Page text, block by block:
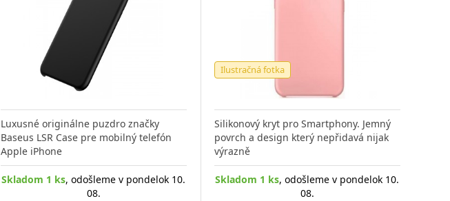
Luxusné originálne puzdro značky
Baseus LSR Case pre mobilný telefón
Apple iPhone
Skladom 1 ks, odošleme v pondelok 10.
08.
Ilustračná fotka
Silikonový kryt pro Smartphony. Jemný
povrch a design který nepřidavá nijak
výrazně
Skladom 1 ks, odošleme v pondelok 10.
08.